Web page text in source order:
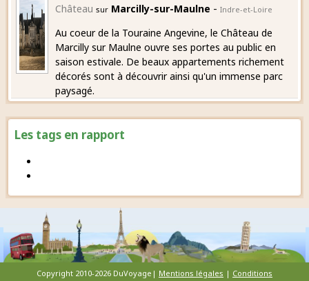
Les tags en rapport
Château sur Marcilly-sur-Maulne -Indre-et-Loire
Au coeur de la Touraine Angevine, le Château de
Marcilly sur Maulne ouvre ses portes au public en
saison estivale. De beaux appartements richement
décorés sont à découvrir ainsi qu'un immense parc
paysagé.
Copyright 2010-2026 DuVoyage| Mentions légales | Conditions